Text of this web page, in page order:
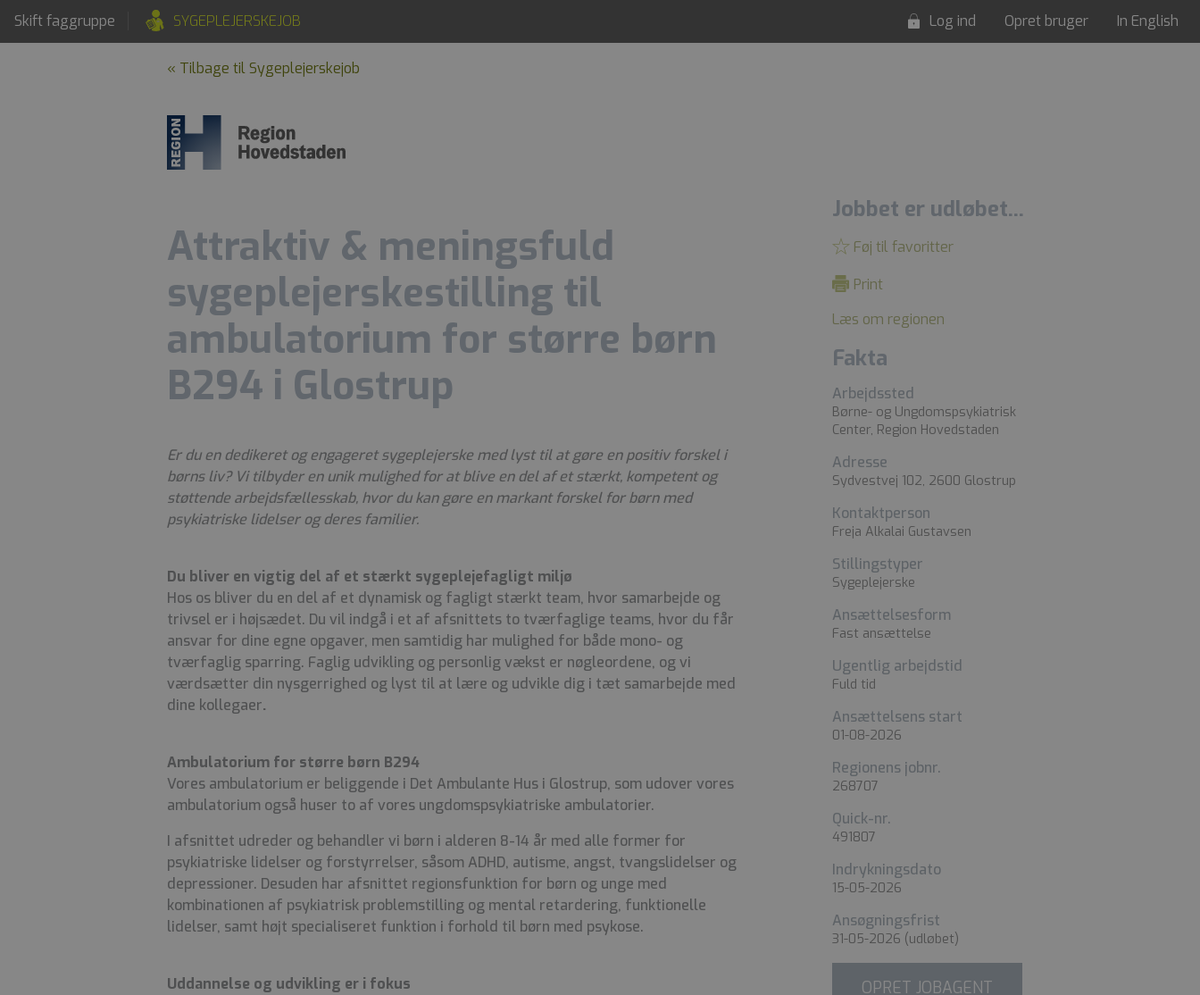
Skift faggruppe SYGEPLEJERSKEJOB Log ind Opret bruger In English
« Tilbage til Sygeplejerskejob
Attraktiv & meningsfuld
sygeplejerskestilling til
ambulatorium for større børn
B294 i Glostrup
Er du en dedikeret og engageret sygeplejerske med lyst til at gøre en positiv forskel i
børns liv? Vi tilbyder en unik mulighed for at blive en del af et stærkt, kompetent og
støttende arbejdsfællesskab, hvor du kan gøre en markant forskel for børn med
psykiatriske lidelser og deres familier.
Du bliver en vigtig del af et stærkt sygeplejefagligt miljø
Hos os bliver du en del af et dynamisk og fagligt stærkt team, hvor samarbejde og
trivsel er i højsædet. Du vil indgå i et af afsnittets to tværfaglige teams, hvor du får
ansvar for dine egne opgaver, men samtidig har mulighed for både mono- og
tværfaglig sparring. Faglig udvikling og personlig vækst er nøgleordene, og vi
værdsætter din nysgerrighed og lyst til at lære og udvikle dig i tæt samarbejde med
dine kollegaer.
Ambulatorium for større børn B294
Vores ambulatorium er beliggende i Det Ambulante Hus i Glostrup, som udover vores
ambulatorium også huser to af vores ungdomspsykiatriske ambulatorier.
I afsnittet udreder og behandler vi børn i alderen 8-14 år med alle former for
psykiatriske lidelser og forstyrrelser, såsom ADHD, autisme, angst, tvangslidelser og
depressioner. Desuden har afsnittet regionsfunktion for børn og unge med
kombinationen af psykiatrisk problemstilling og mental retardering, funktionelle
lidelser, samt højt specialiseret funktion i forhold til børn med psykose.
Uddannelse og udvikling er i fokus
Jobbet er udløbet...
Føj til favoritter
Print
Læs om regionen
Fakta
Arbejdssted
Børne- og Ungdomspsykiatrisk
Center, Region Hovedstaden
Adresse
Sydvestvej 102, 2600 Glostrup
Kontaktperson
Freja Alkalai Gustavsen
Stillingstyper
Sygeplejerske
Ansættelsesform
Fast ansættelse
Ugentlig arbejdstid
Fuld tid
Ansættelsens start
01-08-2026
Regionens jobnr.
268707
Quick-nr.
491807
Indrykningsdato
15-05-2026
Ansøgningsfrist
31-05-2026 (udløbet)
OPRET JOBAGENT